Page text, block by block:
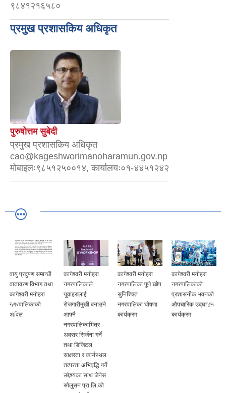
९८४१२१६५८०
प्रमुख प्रशासकिय अधिकृत
पुरुषोत्तम सुबेदी
प्रमुख प्रशासकिय अधिकृत
cao@kageshworimanoharamun.gov.np
मोबाइलः९८५१२५००१४, कार्यालयः०१-४४५१२४२
वायु प्रदुषण सम्बन्धी
वातावरण विभाग तथा
कागेश्वरी मनोहरा
नगरपालिकाको
अपिल
कागेश्वरी मनोहरा
नगरपालिकाले
युवाहरुलाई
रोजगारीमुखी बनाउने
आफ्नै
नगरपालिकाभित्र
अवसर सिर्जना गर्ने
तथा डिजिटल
साक्षरता र कार्यस्थल
तत्परता अभिवृद्धि गर्ने
उद्देश्यका साथ जेनेस
सोलुसन प्रा.लि.को
कागेश्वरी मनोहरा
नगरपालिका पूर्ण खोप
सुनिश्चित
नगरपालिका घोषणा
कार्यक्रम
कागेश्वरी मनोहरा
नगरपालिकाको
प्रशासनीक भवनको
औपचारिक उद्घाटन
कार्यक्रम